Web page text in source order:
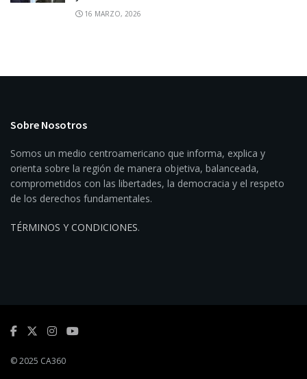
16 MARZO, 2026
Sobre Nosotros
Somos un medio centroamericano que informa, explica y
orienta sobre la región de manera objetiva, balanceada,
comprometidos con las libertades, la democracia y el respeto
de los derechos fundamentales.
TÉRMINOS Y CONDICIONES.
© 2025 CA360